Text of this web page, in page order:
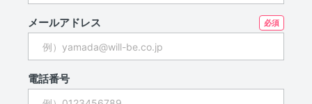
メールアドレス
電話番号